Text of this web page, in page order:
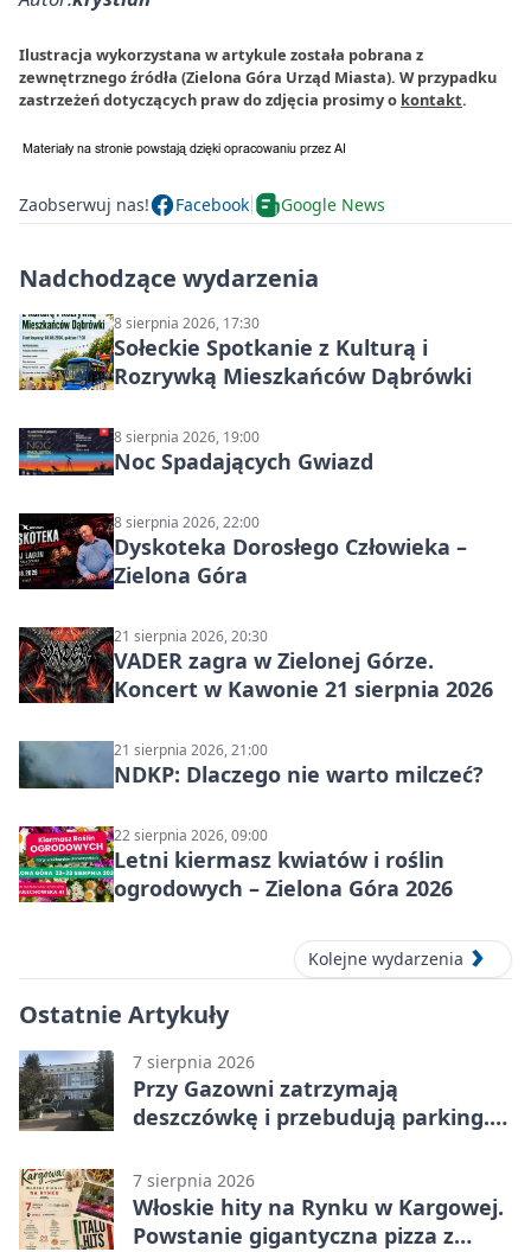
Ilustracja wykorzystana w artykule została pobrana z
zewnętrznego źródła (Zielona Góra Urząd Miasta). W przypadku
zastrzeżeń dotyczących praw do zdjęcia prosimy o kontakt.
Zaobserwuj nas! Facebook Google News
Nadchodzące wydarzenia
8 sierpnia 2026, 17:30
Sołeckie Spotkanie z Kulturą i
Rozrywką Mieszkańców Dąbrówki
8 sierpnia 2026, 19:00
Noc Spadających Gwiazd
8 sierpnia 2026, 22:00
Dyskoteka Dorosłego Człowieka –
Zielona Góra
21 sierpnia 2026, 20:30
VADER zagra w Zielonej Górze.
Koncert w Kawonie 21 sierpnia 2026
21 sierpnia 2026, 21:00
NDKP: Dlaczego nie warto milczeć?
22 sierpnia 2026, 09:00
Letni kiermasz kwiatów i roślin
ogrodowych – Zielona Góra 2026
Kolejne wydarzenia
Ostatnie Artykuły
7 sierpnia 2026
Przy Gazowni zatrzymają
deszczówkę i przebudują parking.
7 sierpnia 2026
Włoskie hity na Rynku w Kargowej.
Powstanie gigantyczna pizza z